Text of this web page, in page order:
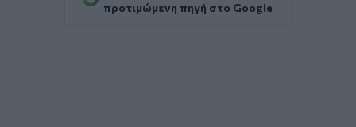
προτιμώμενη πηγή στο Google